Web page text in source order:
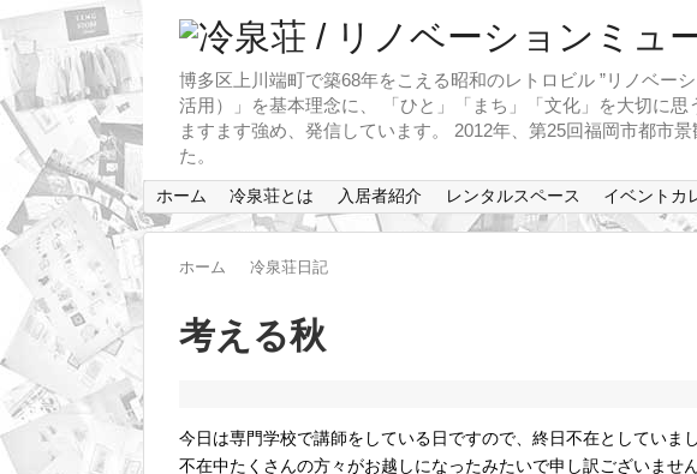
博多区上川端町で築68年をこえる昭和のレトロビル ”リノベー
活用）」を基本理念に、 「ひと」「まち」「文化」を大切に
ますます強め、発信しています。 2012年、第25回福岡市都市
た。
ホーム 冷泉荘とは 入居者紹介 レンタルスペース イベントカ
ホーム 冷泉荘日記
考える秋
今日は専門学校で講師をしている日ですので、終日不在としていまし
不在中たくさんの方々がお越しになったみたいで申し訳ございません